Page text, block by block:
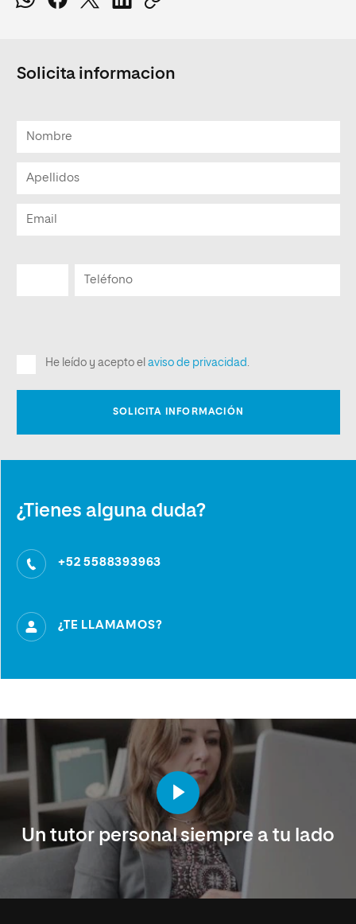
Solicita informacion
¿Tienes alguna duda?
+52 5588393963
¿TE LLAMAMOS?
Un tutor personal siempre a tu lado